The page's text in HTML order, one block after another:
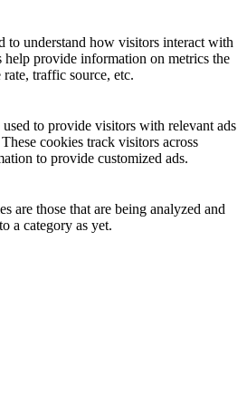
to understand how visitors interact with
help provide information on metrics the
traffic source, etc.
to provide visitors with relevant ads
cookies track visitors across
to provide customized ads.
are those that are being analyzed and
a category as yet.